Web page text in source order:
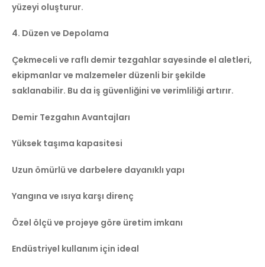
yüzeyi oluşturur.
4. Düzen ve Depolama
Çekmeceli ve raflı demir tezgahlar sayesinde el aletleri,
ekipmanlar ve malzemeler düzenli bir şekilde
saklanabilir. Bu da iş güvenliğini ve verimliliği artırır.
Demir Tezgahın Avantajları
Yüksek taşıma kapasitesi
Uzun ömürlü ve darbelere dayanıklı yapı
Yangına ve ısıya karşı direnç
Özel ölçü ve projeye göre üretim imkanı
Endüstriyel kullanım için ideal